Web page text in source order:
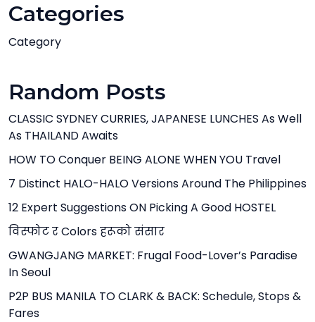
Categories
Category
Random Posts
CLASSIC SYDNEY CURRIES, JAPANESE LUNCHES As Well
As THAILAND Awaits
HOW TO Conquer BEING ALONE WHEN YOU Travel
7 Distinct HALO-HALO Versions Around The Philippines
12 Expert Suggestions ON Picking A Good HOSTEL
विस्फोट र Colors हरूको संसार
GWANGJANG MARKET: Frugal Food-Lover’s Paradise
In Seoul
P2P BUS MANILA TO CLARK & BACK: Schedule, Stops &
Fares